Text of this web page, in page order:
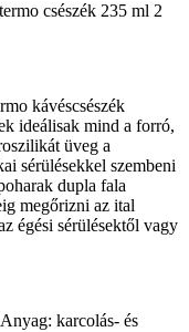
csészék 235 ml 2
kávéscsészék
ideálisak mind a forró,
üveg a
sérülésekkel szembeni
dupla fala
megőrizni az ital
égési sérülésektől vagy
Anyag: karcolás- és